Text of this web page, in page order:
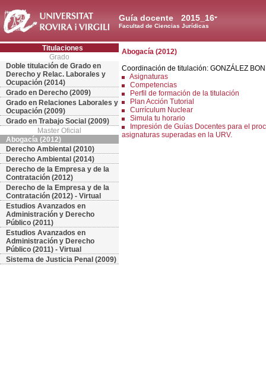
2015_16
Guía docente
Facultad de Ciencias Jurídicas
Titulaciones
Grado
Doble titulación de Grado en
Derecho y Relac. Laborales y
Ocupación (2014)
Grado en Derecho (2009)
Grado en Relaciones Laborales y
Ocupación (2009)
Grado en Trabajo Social (2009)
Master Oficial
Abogacía (2012)
Derecho Ambiental (2010)
Derecho Ambiental (2014)
Derecho de la Empresa y de la
Contratación (2012)
Derecho de la Empresa y de la
Contratación (2012) - Virtual
Estudios Avanzados en
Administración y Derecho
Público (2011)
Estudios Avanzados en
Administración y Derecho
Público (2011) - Virtual
Sistema de Justicia Penal (2009)
Abogacía (2012)
Coordinación de titulación: GONZÁLEZ
Asignaturas
Competencias
Perfil de formación de la titulación
Plan Acción Tutorial
Currículum Nuclear
Simula tu horario
Impresión de Guías Docentes para el
asignaturas superadas en la URV.